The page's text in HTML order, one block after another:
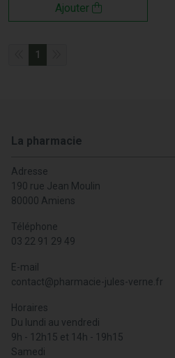
Ajouter
1
La pharmacie
Adresse
190 rue Jean Moulin
80000 Amiens
Téléphone
03 22 91 29 49
E-mail
contact@pharmacie-jules-verne.fr
Horaires
Du lundi au vendredi
9h - 12h15 et 14h - 19h15
Samedi